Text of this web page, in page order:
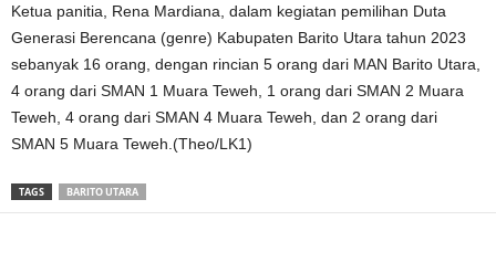
Ketua panitia, Rena Mardiana, dalam kegiatan pemilihan Duta
Generasi Berencana (genre) Kabupaten Barito Utara tahun 2023
sebanyak 16 orang, dengan rincian 5 orang dari MAN Barito Utara,
4 orang dari SMAN 1 Muara Teweh, 1 orang dari SMAN 2 Muara
Teweh, 4 orang dari SMAN 4 Muara Teweh, dan 2 orang dari
SMAN 5 Muara Teweh.(Theo/LK1)
TAGS BARITO UTARA